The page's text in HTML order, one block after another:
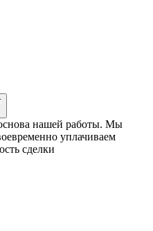
основа нашей работы. Мы
уплачиваем
сделки